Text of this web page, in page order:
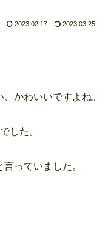
2023.02.17 2023.03.25
かわいいですよね。
した。
っていました。